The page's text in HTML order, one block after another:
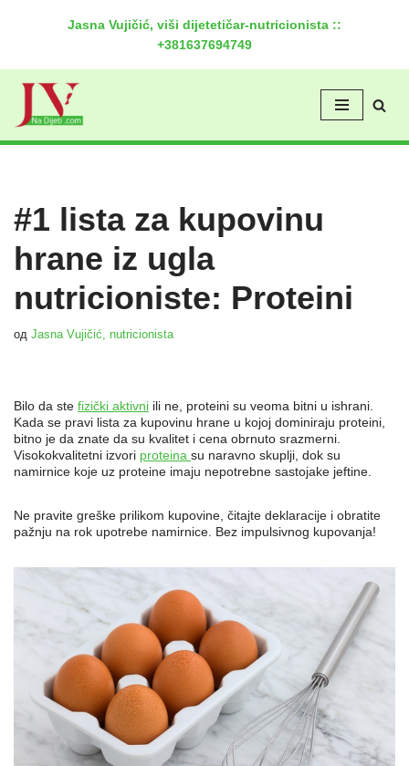
Jasna Vujičić, viši dijetetičar-nutricionista ::
+381637694749
#1 lista za kupovinu
hrane iz ugla
nutricioniste: Proteini
од Jasna Vujičić, nutricionista
Bilo da ste fizički aktivni ili ne, proteini su veoma bitni u ishrani.
Kada se pravi lista za kupovinu hrane u kojoj dominiraju proteini,
bitno je da znate da su kvalitet i cena obrnuto srazmerni.
Visokokvalitetni izvori proteina su naravno skuplji, dok su
namirnice koje uz proteine imaju nepotrebne sastojake jeftine.
Ne pravite greške prilikom kupovine, čitajte deklaracije i obratite
pažnju na rok upotrebe namirnice. Bez impulsivnog kupovanja!